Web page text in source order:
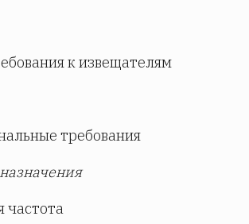
к извещателям
требования
частота